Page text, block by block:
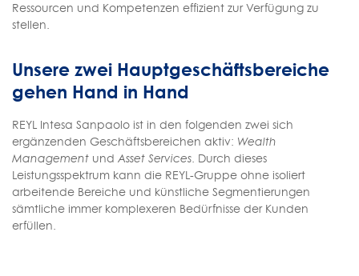
Ressourcen und Kompetenzen effizient zur Verfügung zu
stellen.
Unsere zwei Hauptgeschäftsbereiche
gehen Hand in Hand
REYL Intesa Sanpaolo ist in den folgenden zwei sich
ergänzenden Geschäftsbereichen aktiv: Wealth
Management und Asset Services . Durch dieses
Leistungsspektrum kann die REYL-Gruppe ohne isoliert
arbeitende Bereiche und künstliche Segmentierungen
sämtliche immer komplexeren Bedürfnisse der Kunden
erfüllen.